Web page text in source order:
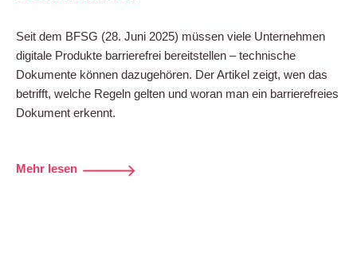
Seit dem BFSG (28. Juni 2025) müssen viele Unternehmen
digitale Produkte barrierefrei bereitstellen – technische
Dokumente können dazugehören. Der Artikel zeigt, wen das
betrifft, welche Regeln gelten und woran man ein barrierefreies
Dokument erkennt.
Mehr lesen